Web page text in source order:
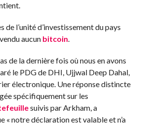
de l’unité d’investissement du pays
aucun bitcoin.
de la dernière fois où nous en avons
le PDG de DHI, Ujjwal Deep Dahal,
électronique. Une réponse distincte
spécifiquement sur les
suivis par Arkham, a
« notre déclaration est valable et n’a